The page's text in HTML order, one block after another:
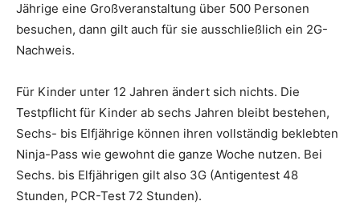
Jährige eine Großveranstaltung über 500 Personen
besuchen, dann gilt auch für sie ausschließlich ein 2G-
Nachweis.
Für Kinder unter 12 Jahren ändert sich nichts. Die
Testpflicht für Kinder ab sechs Jahren bleibt bestehen,
Sechs- bis Elfjährige können ihren vollständig beklebten
Ninja-Pass wie gewohnt die ganze Woche nutzen. Bei
Sechs. bis Elfjährigen gilt also 3G (Antigentest 48
Stunden, PCR-Test 72 Stunden).